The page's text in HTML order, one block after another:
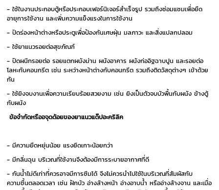
- ใช้ในงานประกอบตู้หรือประกอบเฟอร์นิเจอร์สำเร็จรูป รวมถึงซ่อมแซมเพื่อยืด
อายุการใช้งาน และเพิ่มความแข็งแรงในการใช้งาน
- ปิดร่องหน้าต่างหรือประตูเพื่อป้องกันเศษฝุ่น มลภาวะ และสิ่งแปลกปลอม
- ใช้ยาแนวรอยต่อสุขภัณฑ์
- ปิดผนึกรอยต่อ รอยแตกผนังม่าน ผนังอาคาร ผนังก่ออิฐฉาบปูน และรอยต่อ
โลหะกับคอนกรีต เช่น ระหว่างหน้าต่างกับคอนกรีต รวมถึงติดวัสดุต่างๆ เข้าด้วย
กัน
- ใช้ยิงจบงานเพื่อความเรียบร้อยสวยงาม เช่น ยิงเป็นตัวจบบัวพื้นกับผนัง ข้างตู้
กับผนัง
ข้อจำกัดหรืออจุดด้อยของยาแนวแด๊ปอะคริลิค
- มีความยืดหยุ่นน้อย แรงยึดเกาะน้อยกว่า
- มีกลิ่นฉุน บริเวณที่ใช้งานจึงต้องมีการระบายอากาศที่ดี
- กันน้ำไม่ดีเท่าที่ควรอาจมีการซึมได้ จึงไม่ควรนำไปใช้ในบริเวณที่สัมผัสกับ
ความชื้นตลอดเวลา เช่น ฝักบัว อ่างล้างหน้า อ่างอาบน้ำ หรืออ่างล้างจาน และเมื่อ